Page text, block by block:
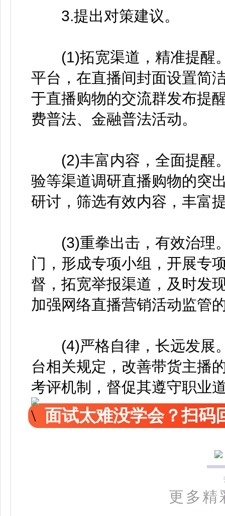
3.提出对策建议。
(1)拓宽渠道，精准提醒
平台，在直播间封面设置简
于直播购物的交流群发布提
费普法、金融普法活动。
(2)丰富内容，全面提醒
验等渠道调研直播购物的突
研讨，筛选有效内容，丰富
(3)重拳出击，有效治理
门，形成专项小组，开展专
督，拓宽举报渠道，及时发
加强网络直播营销活动监管
(4)严格自律，长远发展
台相关规定，改善带货主播
考评机制，督促其遵守职业
面试太难没学会？扫码
更多精